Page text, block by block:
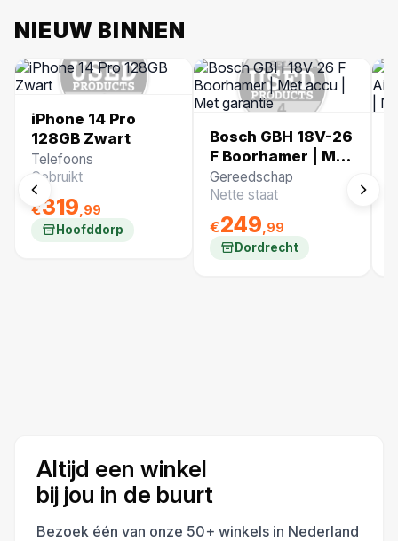
NIEUW BINNEN
iPhone 14 Pro
128GB Zwart
Telefoons
Gebruikt
€319 ,99
Hoofddorp
Bosch GBH 18V-26
F Boorhamer | Met
accu | Met
garantie
Gereedschap
Nette staat
€249 ,99
Dordrecht
Altijd een winkel
bij jou in de buurt
Bezoek één van onze 50+ winkels in Nederland